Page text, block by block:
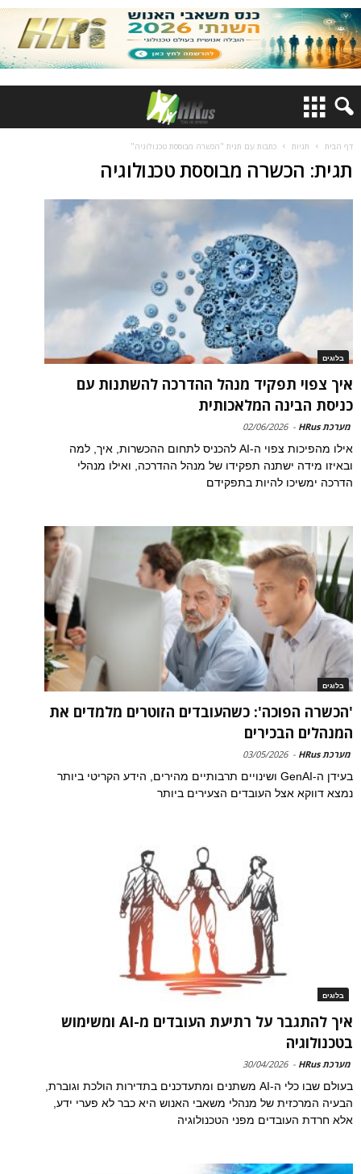
דף הבית תגיות כתבות עם תגית "הכשרה מבוססת טכנולוגיה"
תגית: הכשרה מבוססת טכנולוגיה
בלוגים
איך צפוי תפקיד מנהל ההדרכה להשתנות עם
כניסת הבינה המלאכותית
מערכת HRus -
02/06/2026
אילו מהפיכות צפוי ה-AI להכניס לתחום ההכשרות, איך, למה
ובאיזו מידה ישתנה תפקידו של מנהל ההדרכה, ואילו מנהלי
הדרכה ימשיכו להיות בתפקידם
בלוגים
'הכשרה הפוכה': כשהעובדים הזוטרים מלמדים את
המנהלים הבכירים
מערכת HRus -
03/05/2026
בעידן ה-GenAI ושינויים תרבותיים מהירים, הידע הקריטי ביותר
נמצא דווקא אצל העובדים הצעירים ביותר
בלוגים
איך להתגבר על רתיעת העובדים מ-AI ומשימוש
בטכנולוגיה
מערכת HRus -
30/04/2026
בעולם שבו כלי ה-AI משתנים ומתעדכנים בתדירות הולכת וגוברת,
הבעיה המרכזית של מנהלי משאבי האנוש היא כבר לא פערי ידע,
אלא חרדת העובדים מפני הטכנולוגיה